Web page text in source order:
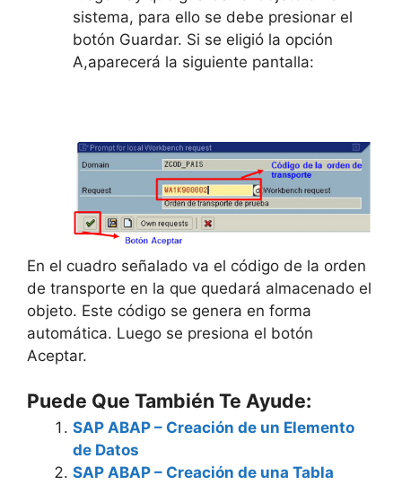
sistema, para ello se debe presionar el
botón Guardar. Si se eligió la opción
A,aparecerá la siguiente pantalla:
En el cuadro señalado va el código de la orden
de transporte en la que quedará almacenado el
objeto. Este código se genera en forma
automática. Luego se presiona el botón
Aceptar.
Puede Que También Te Ayude:
SAP ABAP – Creación de un Elemento
de Datos
SAP ABAP – Creación de una Tabla